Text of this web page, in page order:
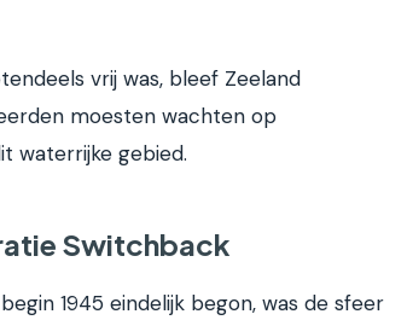
vrij was, bleef Zeeland
moesten wachten op
waterrijke gebied.
Switchback
1945 eindelijk begon, was de sfeer